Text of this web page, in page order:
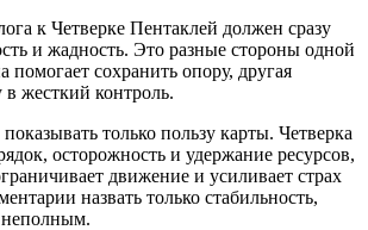
к Четверке Пентаклей должен сразу
и жадность. Это разные стороны одной
помогает сохранить опору, другая
жесткий контроль.
только пользу карты. Четверка
осторожность и удержание ресурсов,
движение и усиливает страх
назвать только стабильность,
неполным.